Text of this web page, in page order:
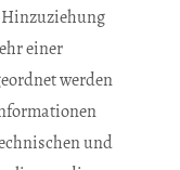
Hinzuziehung
einer
werden
und